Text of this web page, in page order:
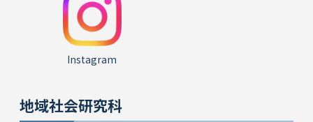
Instagram
地域社会研究科